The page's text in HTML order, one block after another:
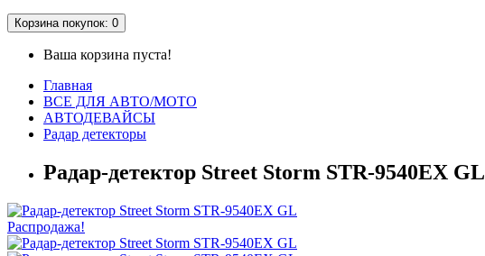
Корзинапокупок: 0
Ваша корзина пуста!
Главная
ВСЕ ДЛЯ АВТО/МОТО
АВТОДЕВАЙСЫ
Радар детекторы
Радар-детектор Street Storm STR-9540EX GL
Распродажа!